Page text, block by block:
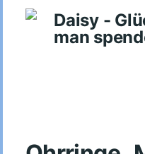
Daisy -
man